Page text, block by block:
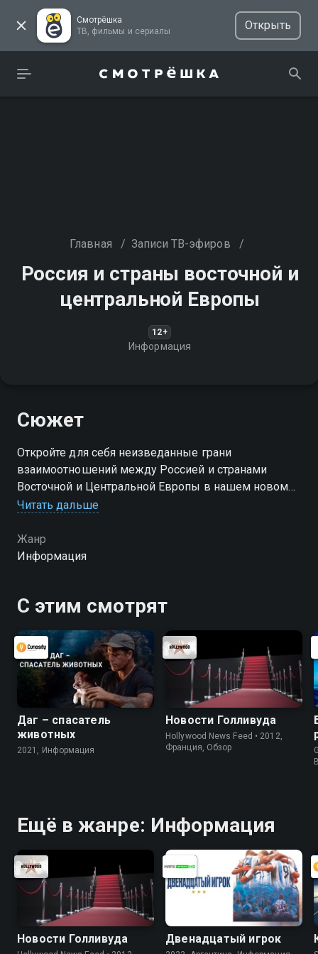
Смотрёшка
ТВ, фильмы и сериалы
Открыть
Главная / Записи ТВ-эфиров /
Россия и страны восточной и
центральной Европы
12+
Информация
Сюжет
Откройте для себя неизведанные грани
взаимоотношений между Россией и странами
Восточной и Центральной Европы в нашем новом
документальном фильме!
Читать дальше
Жанр
Информация
С этим смотрят
Даг – спасатель
животных
2021, Информация
Новости Голливуда
Hollywood News Feed • 2012,
Франция, Обзор
Ещё в жанре: Информация
Новости Голливуда Двенадцатый игрок